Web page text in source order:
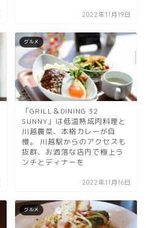
2022年11月19日
グルメ
「GRILL＆DINING 32
SUNNY」は低温熟成肉料理と
川越農菜、本格カレーが自
慢。 川越駅からのアクセスも
抜群、お洒落な店内で極上ラ
ンチとディナーを
2022年11月16日
グルメ